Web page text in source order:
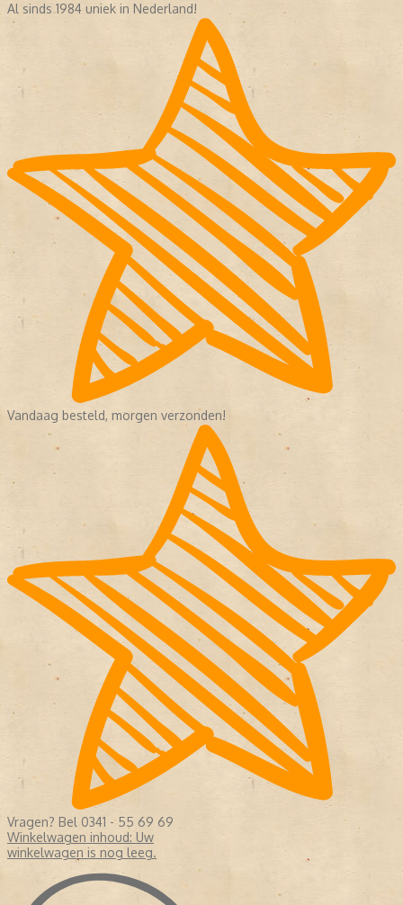
Al sinds 1984 uniek in Nederland!
Vandaag besteld, morgen verzonden!
Vragen? Bel 0341 - 55 69 69
Winkelwagen inhoud: Uw
winkelwagen is nog leeg.